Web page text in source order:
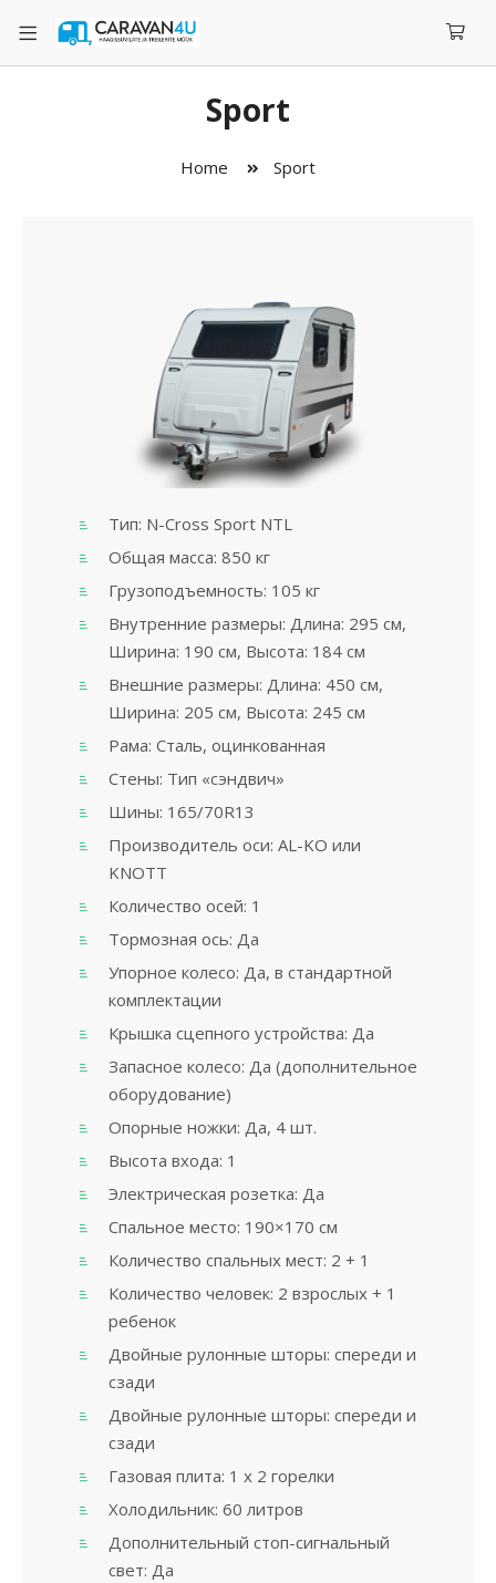
Sport
Home Sport
Тип: N-Cross Sport NTL
Общая масса: 850 кг
Грузоподъемность: 105 кг
Внутренние размеры: Длина: 295 см,
Ширина: 190 см, Высота: 184 см
Внешние размеры: Длина: 450 см,
Ширина: 205 см, Высота: 245 см
Рама: Сталь, оцинкованная
Стены: Тип «сэндвич»
Шины: 165/70R13
Производитель оси: AL-KO или
KNOTT
Количество осей: 1
Тормозная ось: Да
Упорное колесо: Да, в стандартной
комплектации
Крышка сцепного устройства: Да
Запасное колесо: Да (дополнительное
оборудование)
Опорные ножки: Да, 4 шт.
Высота входа: 1
Электрическая розетка: Да
Спальное место: 190×170 см
Количество спальных мест: 2 + 1
Количество человек: 2 взрослых + 1
ребенок
Двойные рулонные шторы: спереди и
сзади
Двойные рулонные шторы: спереди и
сзади
Газовая плита: 1 x 2 горелки
Холодильник: 60 литров
Дополнительный стоп-сигнальный
свет: Да